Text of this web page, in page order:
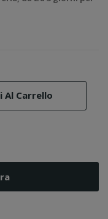
Al Carrello